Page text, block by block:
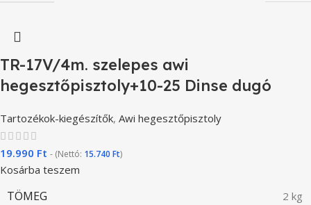
TR-17V/4m. szelepes awi
hegesztőpisztoly+10-25 Dinse dugó
Tartozékok-kiegészítők, Awi hegesztőpisztoly
19.990 Ft - (Nettó: 15.740 Ft)
Kosárba teszem
TÖMEG 2 kg